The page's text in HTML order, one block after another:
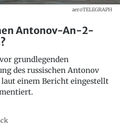
aeroTELEGRAPH
Antonov-An-2-
grundlegenden
des russischen Antonov
einem Bericht eingestellt